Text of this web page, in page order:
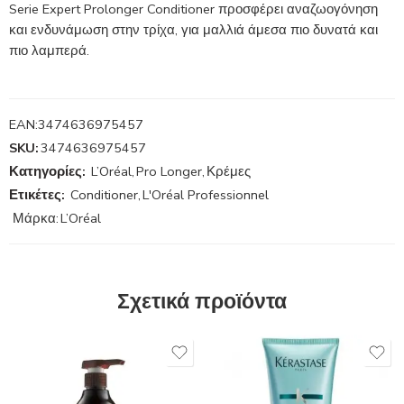
Serie Expert Prolonger Conditioner προσφέρει αναζωογόνηση
και ενδυνάμωση στην τρίχα, για μαλλιά άμεσα πιο δυνατά και
πιο λαμπερά.
EAN:3474636975457
SKU:3474636975457
Κατηγορίες: L’Oréal,Pro Longer, Κρέμες
Ετικέτες: Conditioner,L'Oréal Professionnel
Μάρκα:L’Oréal
Σχετικά προϊόντα